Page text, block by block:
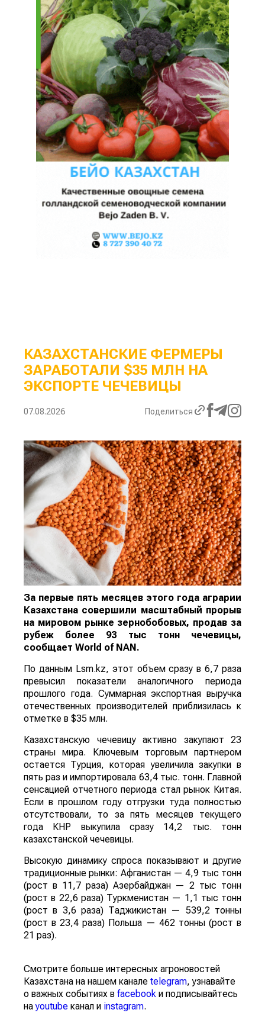
КАЗАХСТАНСКИЕ ФЕРМЕРЫ
ЗАРАБОТАЛИ $35 МЛН НА
ЭКСПОРТЕ ЧЕЧЕВИЦЫ
07.08.2026 Поделиться
За первые пять месяцев этого года аграрии
Казахстана совершили масштабный прорыв
на мировом рынке зернобобовых, продав за
рубеж более 93 тыс тонн чечевицы,
сообщает World of NAN.
По данным Lsm.kz, этот объем сразу в 6,7 раза
превысил показатели аналогичного периода
прошлого года. Суммарная экспортная выручка
отечественных производителей приблизилась к
отметке в $35 млн.
Казахстанскую чечевицу активно закупают 23
страны мира. Ключевым торговым партнером
остается Турция, которая увеличила закупки в
пять раз и импортировала 63,4 тыс. тонн. Главной
сенсацией отчетного периода стал рынок Китая.
Если в прошлом году отгрузки туда полностью
отсутствовали, то за пять месяцев текущего
года КНР выкупила сразу 14,2 тыс. тонн
казахстанской чечевицы.
Высокую динамику спроса показывают и другие
традиционные рынки: Афганистан — 4,9 тыс тонн
(рост в 11,7 раза) Азербайджан — 2 тыс тонн
(рост в 22,6 раза) Туркменистан — 1,1 тыс тонн
(рост в 3,6 раза) Таджикистан — 539,2 тонны
(рост в 23,4 раза) Польша — 462 тонны (рост в
21 раз).
Смотрите больше интересных агроновостей
Казахстана на нашем канале telegram, узнавайте
о важных событиях в facebook и подписывайтесь
наyoutube канал и instagram.